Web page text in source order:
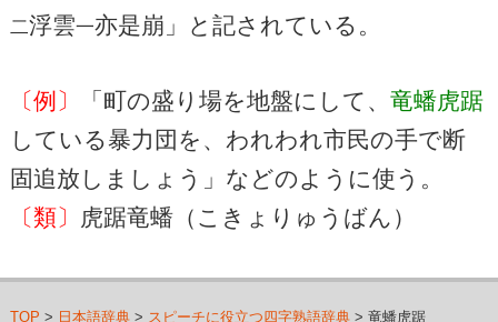
二浮雲一亦是崩」と記されている。
〔例〕 「町の盛り場を地盤にして、 竜蟠虎踞
している暴力団を、われわれ市民の手で断
固追放しましょう」などのように使う。
〔類〕
虎踞竜蟠（こきょりゅうばん）
TOP > 日本語辞典> スピーチに役立つ四字熟語辞典> 竜蟠虎踞